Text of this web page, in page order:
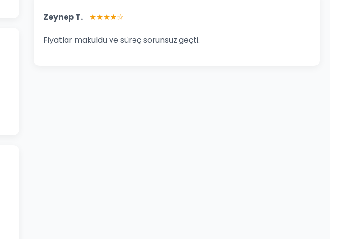
Zeynep T. ★★★★☆
Fiyatlar makuldu ve süreç sorunsuz geçti.